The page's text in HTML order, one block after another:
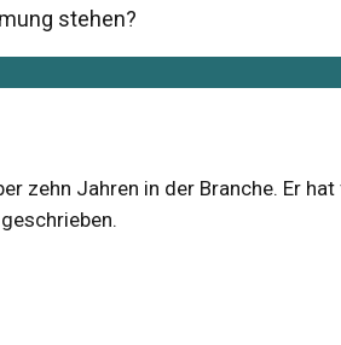
stehen?
zehn Jahren in der Branche. Er